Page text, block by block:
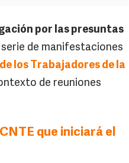
por las presuntas
de manifestaciones
los Trabajadores de la
de reuniones
que iniciará el